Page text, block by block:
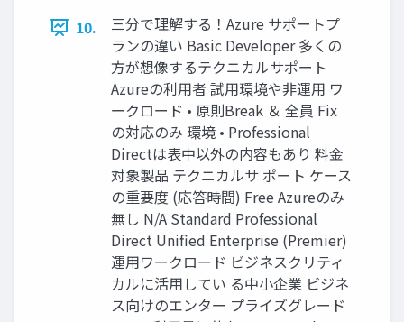
10.
三分で理解する！Azure サポートプ
ランの違い Basic Developer 多くの
方が想像するテクニカルサポート
Azureの利用者 試用環境や非運用 ワ
ークロード • 原則Break ＆ 全員 Fix
の対応のみ 環境 • Professional
Directは表中以外の内容もあり 料金
対象製品 テクニカルサ ポート ケース
の重要度 (応答時間) Free Azureのみ
無し N/A Standard Professional
Direct Unified Enterprise (Premier)
運用ワークロード ビジネスクリティ
カルに活用してい る中小企業 ビジネ
ス向けのエンター プライズグレード